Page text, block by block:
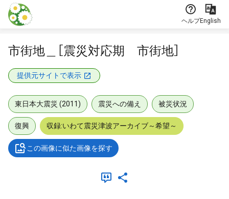
本文に飛ぶ
ヘルプEnglish
市街地＿［震災対応期 市街地］
提供元サイトで表示
東日本大震災 (2011) 震災への備え 被災状況
復興 収録:いわて震災津波アーカイブ～希望～
この画像に似た画像を探す